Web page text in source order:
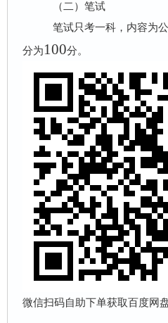
（二）笔试
笔试只考一科，内容为
分为100分。
微信扫码自助下单获取百度网